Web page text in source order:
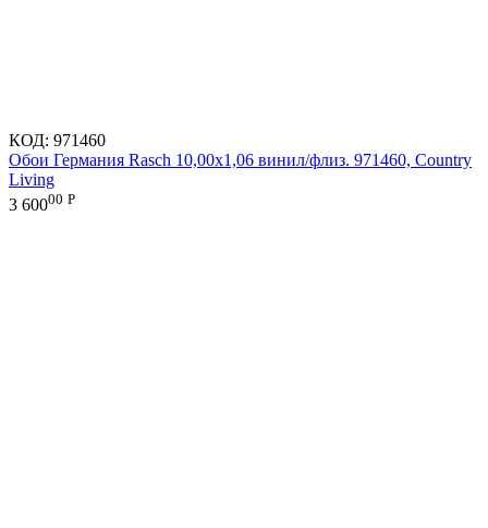
КОД: 971460
Обои Германия Rasch 10,00x1,06 винил/флиз. 971460, Country
Living
3 60000 Р